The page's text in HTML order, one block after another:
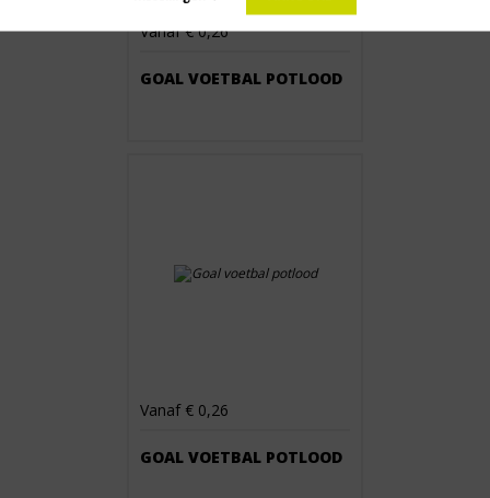
Vanaf € 0,26
GOAL VOETBAL POTLOOD
Vanaf € 0,26
GOAL VOETBAL POTLOOD